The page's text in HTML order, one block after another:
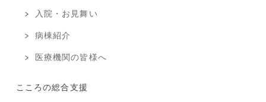
入院・お見舞い
病棟紹介
医療機関の皆様へ
こころの総合支援